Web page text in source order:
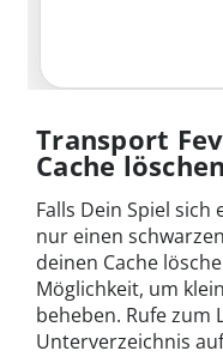
Transport
Cache löschen
Falls Dein Spiel
nur einen
deinen Cache
Möglichkeit, um
beheben. Rufe zum
Unterverzeichnis